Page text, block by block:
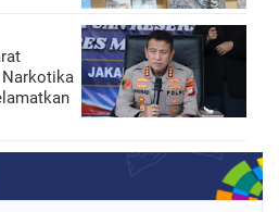
Narkotika